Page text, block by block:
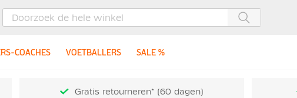
COACHES VOETBALLERS SALE %
Gratis retourneren* (60 dagen)